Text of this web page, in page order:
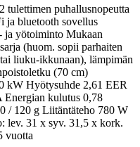
tulettimen puhallusnopeutta
ja bluetooth sovellus
ja yötoiminto Mukaan
(huom. sopii parhaiten
liuku-ikkunaan), lämpimän
(70 cm)
kW Hyötysuhde 2,61 EER
Energian kulutus 0,78
/ 120 g Liitäntäteho 780 W
lev. 31 x syv. 31,5 x kork.
vuotta